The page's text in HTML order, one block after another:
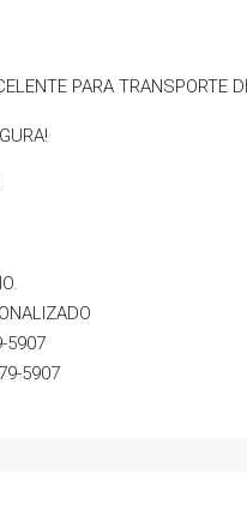
PARA TRANSPORTE
5907
5907